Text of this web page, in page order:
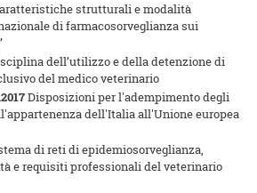
strutturali e modalità
di farmacosorveglianza sui
dell’utilizzo e della detenzione di
del medico veterinario
Disposizioni per l'adempimento degli
dell'Italia all'Unione europea
di reti di epidemiosorveglianza,
e requisiti professionali del veterinario